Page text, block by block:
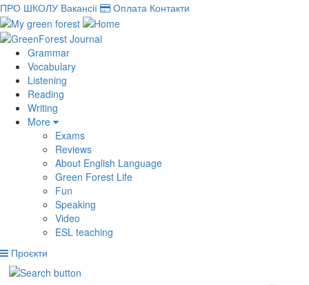
ПРО ШКОЛУ Вакансії Оплата Контакти
Grammar
Vocabulary
Listening
Reading
Writing
More
Exams
Reviews
About English Language
Green Forest Life
Fun
Speaking
Video
ESL teaching
Проєкти